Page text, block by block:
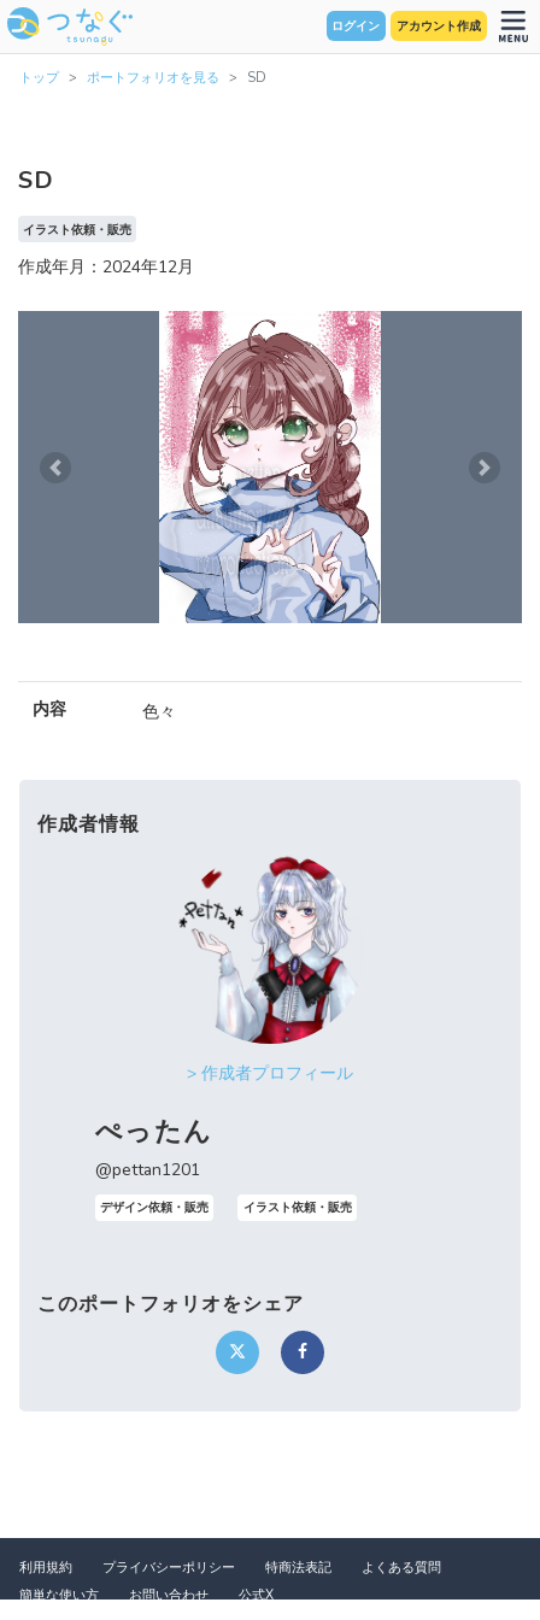
ログイン アカウント作成
トップ ポートフォリオを見る SD
SD
イラスト依頼・販売
作成年月：2024年12月
Previous Next
内容 色々
作成者情報
> 作成者プロフィール
ぺったん
@pettan1201
デザイン依頼・販売 イラスト依頼・販売
このポートフォリオをシェア
利用規約 プライバシーポリシー 特商法表記
よくある質問
簡単な使い方
お問い合わせ 公式X